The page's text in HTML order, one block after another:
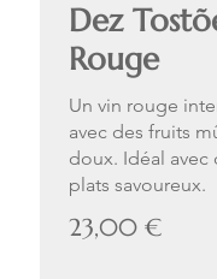
Dez
Rouge
Un vin rouge
avec des fruits
doux. Idéal avec
plats savoureux.
23,00 €